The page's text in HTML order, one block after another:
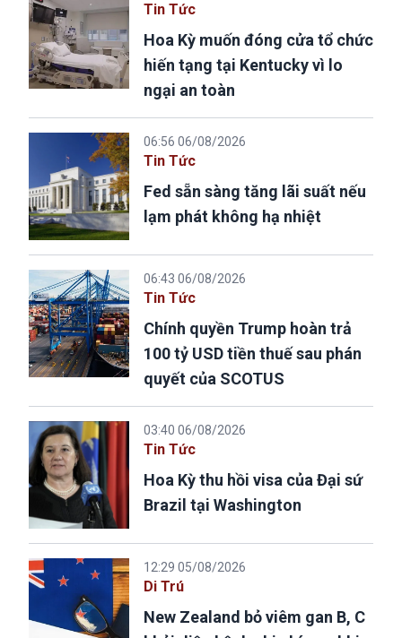
Tin Tức
Hoa Kỳ muốn đóng cửa tổ chức
hiến tạng tại Kentucky vì lo
ngại an toàn
06:56 06/08/2026
Tin Tức
Fed sẵn sàng tăng lãi suất nếu
lạm phát không hạ nhiệt
06:43 06/08/2026
Tin Tức
Chính quyền Trump hoàn trả
100 tỷ USD tiền thuế sau phán
quyết của SCOTUS
03:40 06/08/2026
Tin Tức
Hoa Kỳ thu hồi visa của Đại sứ
Brazil tại Washington
12:29 05/08/2026
Di Trú
New Zealand bỏ viêm gan B, C